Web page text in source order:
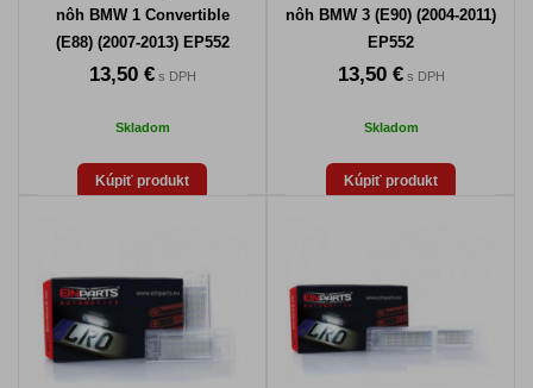
nôh BMW 1 Convertible
(E88) (2007-2013) EP552
13,50 €s DPH
Skladom
Kúpiť produkt
nôh BMW 3 (E90) (2004-2011)
EP552
13,50 €s DPH
Skladom
Kúpiť produkt